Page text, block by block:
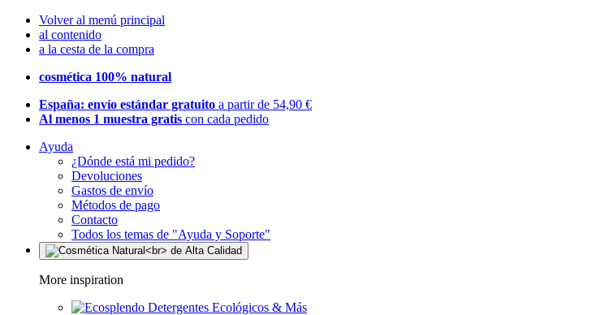
Volver al menú principal
al contenido
a la cesta de la compra
cosmética 100% natural
España: envío estándar gratuito a partir de 54,90 €
Al menos 1 muestra gratis con cada pedido
Ayuda
¿Dónde está mi pedido?
Devoluciones
Gastos de envío
Métodos de pago
Contacto
Todos los temas de "Ayuda y Soporte"
More inspiration
Detergentes Ecológicos & Más